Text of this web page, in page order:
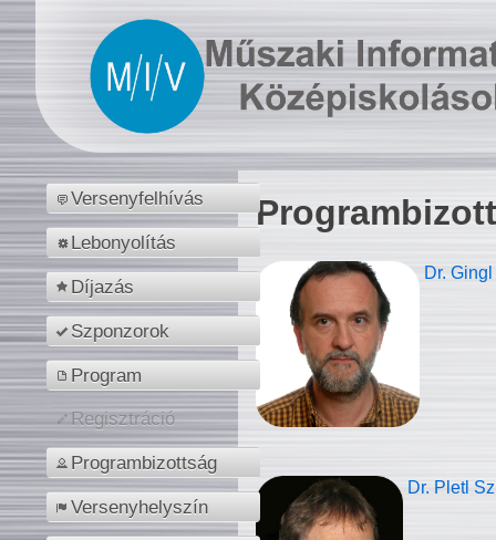
Versenyfelhívás
Lebonyolítás
Díjazás
Szponzorok
Program
Regisztráció
Programbizottság
Versenyhelyszín
Dr.
Dr. Pletl